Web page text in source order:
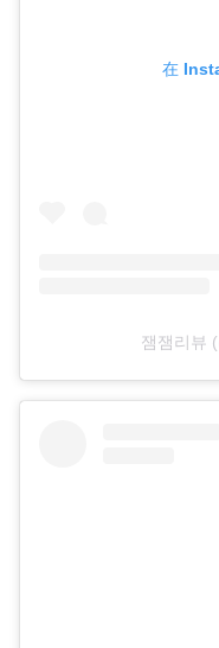
在
잼잼리뷰